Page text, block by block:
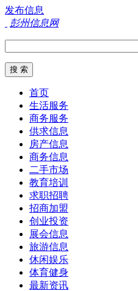
发布信息
彭州信息网
首页
生活服务
商务服务
供求信息
房产信息
商务信息
二手市场
教育培训
求职招聘
招商加盟
创业投资
展会信息
旅游信息
休闲娱乐
体育健身
最新资讯